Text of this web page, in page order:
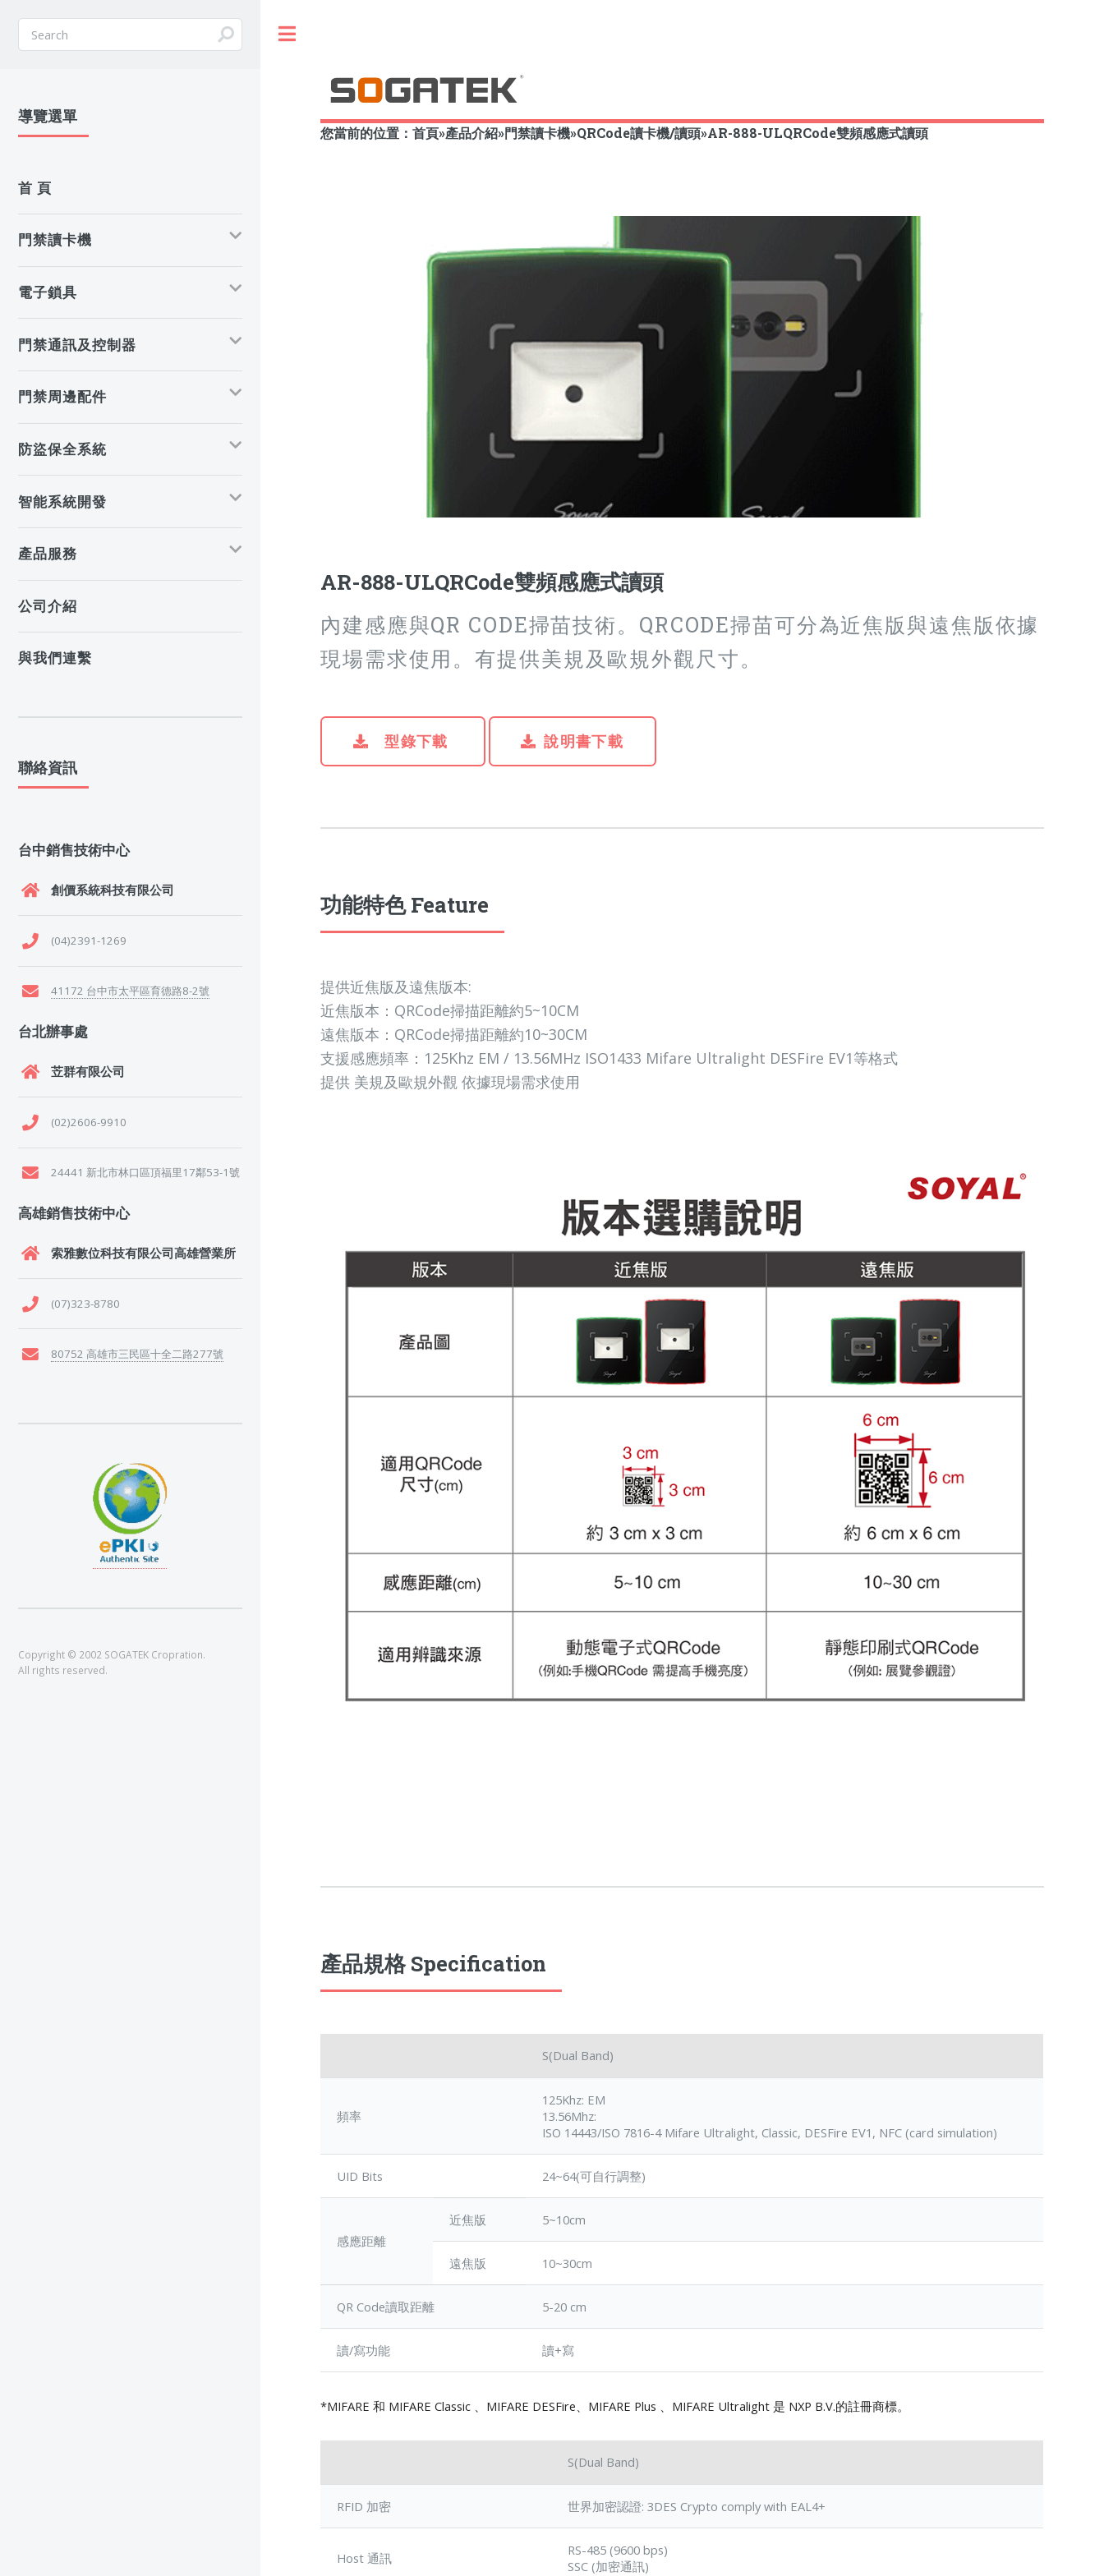
您當前的位置：首頁»產品介紹»門禁讀卡機»QRCode讀卡機/讀頭»AR-888-ULQRCode雙頻感應式讀頭
AR-888-ULQRCode雙頻感應式讀頭
內建感應與QR CODE掃苗技術。QRCODE掃苗可分為近焦版與遠焦版依據
現場需求使用。有提供美規及歐規外觀尺寸。
型錄下載 說明書下載
功能特色 Feature
提供近焦版及遠焦版本:
近焦版本：QRCode掃描距離約5~10CM
遠焦版本： QRCode掃描距離約10~30CM
支援感應頻率：125Khz EM / 13.56MHz ISO1433 Mifare Ultralight DESFire EV1等格式
提供 美規及歐規外觀 依據現場需求使用
產品規格 Specification
S(Dual Band)
頻率
125Khz: EM
13.56Mhz:
ISO 14443/ISO 7816-4 Mifare Ultralight, Classic, DESFire EV1, NFC (card simulation)
UID Bits 24~64(可自行調整)
感應距離
近焦版 5~10cm
遠焦版 10~30cm
QR Code讀取距離 5-20 cm
讀/寫功能 讀+寫
*MIFARE 和 MIFARE Classic 、MIFARE DESFire、MIFARE Plus 、MIFARE Ultralight 是 NXP B.V.的註冊商標。
S(Dual Band)
RFID 加密 世界加密認證: 3DES Crypto comply with EAL4+
Host 通訊
RS-485 (9600 bps)
SSC (加密通訊)
導覽選單
首 頁
門禁讀卡機
電子鎖具
門禁通訊及控制器
門禁周邊配件
防盜保全系統
智能系統開發
產品服務
公司介紹
與我們連繫
聯絡資訊
台中銷售技術中心
創價系統科技有限公司
(04)2391-1269
41172 台中市太平區育德路8-2號
台北辦事處
苙群有限公司
(02)2606-9910
24441 新北市林口區頂福里17鄰53-1號
高雄銷售技術中心
索雅數位科技有限公司高雄營業所
(07)323-8780
80752 高雄市三民區十全二路277號
Copyright © 2002 SOGATEK Cropration.
All rights reserved.